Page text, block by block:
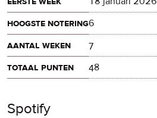
hoogste notering6
aantal weken
7
totaal punten
48
Spotify